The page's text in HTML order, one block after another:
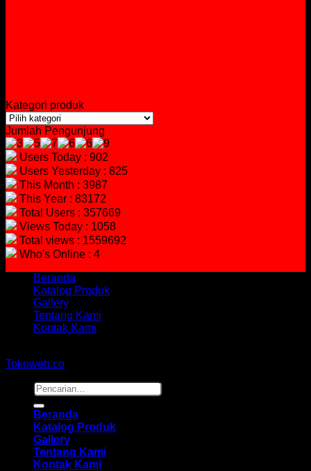
Kategori produk
Jumlah Pengunjung
Users Today : 902
Users Yesterday : 825
This Month : 3987
This Year : 83172
Total Users : 357669
Views Today : 1058
Total views : 1559692
Who's Online : 4
Beranda
Katalog Produk
Gallery
Tentang Kami
Kontak Kami
Tokoweb.co
Pencarian
untuk:
Beranda
Katalog Produk
Gallery
Tentang Kami
Kontak Kami